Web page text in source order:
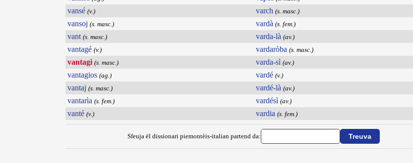
vansé (v.)
vansoj (s. masc.)
vant (s. masc.)
vantagé (v.)
vantagi (s. masc.)
vantagios (ag.)
vantaj (s. masc.)
vantarìa (s. fem.)
vanté (v.)
varch (s. masc.)
vardà (s. fem.)
varda-là (av.)
vardaròba (s. masc.)
varda-sì (av.)
vardé (v.)
vardé-là (av.)
vardésì (av.)
vardia (s. fem.)
Sfeuja ël dissionari piemontèis-italian partend da: